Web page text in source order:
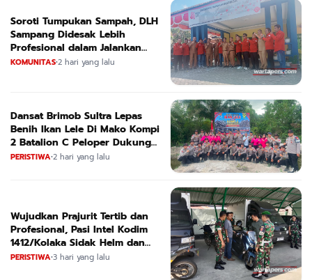
Soroti Tumpukan Sampah, DLH
Sampang Didesak Lebih
Profesional dalam Jalankan
Tugas
KOMUNITAS•2 hari yang lalu
Dansat Brimob Sultra Lepas
Benih Ikan Lele Di Mako Kompi
2 Batalion C Peloper Dukung
ketahanan Pangan Nasional
PERISTIWA•2 hari yang lalu
Wujudkan Prajurit Tertib dan
Profesional, Pasi Intel Kodim
1412/Kolaka Sidak Helm dan
Kendaraan
PERISTIWA•3 hari yang lalu